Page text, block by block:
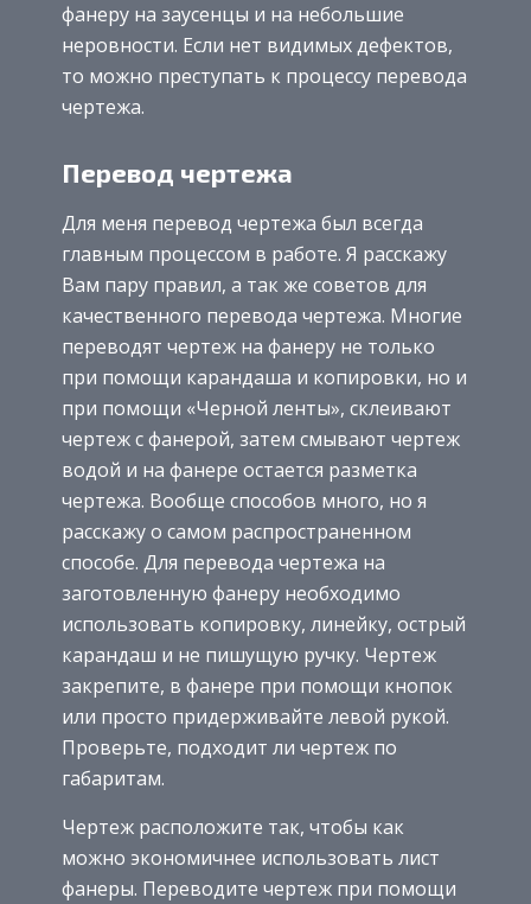
фанеру на заусенцы и на небольшие
неровности. Если нет видимых дефектов,
то можно преступать к процессу перевода
чертежа.
Перевод чертежа
Для меня перевод чертежа был всегда
главным процессом в работе. Я расскажу
Вам пару правил, а так же советов для
качественного перевода чертежа. Многие
переводят чертеж на фанеру не только
при помощи карандаша и копировки, но и
при помощи «Черной ленты», склеивают
чертеж с фанерой, затем смывают чертеж
водой и на фанере остается разметка
чертежа. Вообще способов много, но я
расскажу о самом распространенном
способе. Для перевода чертежа на
заготовленную фанеру необходимо
использовать копировку, линейку, острый
карандаш и не пишущую ручку. Чертеж
закрепите, в фанере при помощи кнопок
или просто придерживайте левой рукой.
Проверьте, подходит ли чертеж по
габаритам.
Чертеж расположите так, чтобы как
можно экономичнее использовать лист
фанеры. Переводите чертеж при помощи